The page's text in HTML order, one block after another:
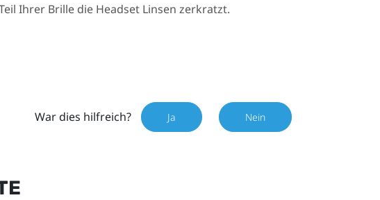
Ihrer Brille die Headset Linsen zerkratzt.
War dies hilfreich? Ja Nein